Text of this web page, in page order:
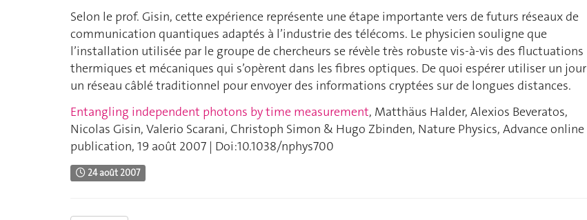
Selon le prof. Gisin, cette expérience représente une étape importante vers de futurs réseaux de
communication quantiques adaptés à l’industrie des télécoms. Le physicien souligne que
l’installation utilisée par le groupe de chercheurs se révèle très robuste vis-à-vis des fluctuations
thermiques et mécaniques qui s’opèrent dans les fibres optiques. De quoi espérer utiliser un jour
un réseau câblé traditionnel pour envoyer des informations cryptées sur de longues distances.
Entangling independent photons by time measurement, Matthäus Halder, Alexios Beveratos,
Nicolas Gisin, Valerio Scarani, Christoph Simon & Hugo Zbinden, Nature Physics, Advance online
publication, 19 août 2007 | Doi:10.1038/nphys700
24 août 2007